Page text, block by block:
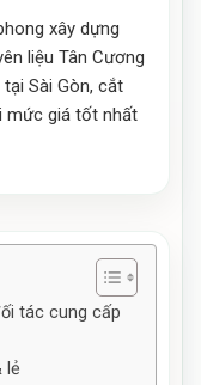
xây dựng
liệu Tân Cương
Sài Gòn, cắt
mức giá tốt nhất
tác cung cấp
lẻ